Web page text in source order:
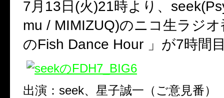
7月 13 日 (火)21時より、
mu / MIMIZUQ)のニコ生ラジオ
のFish Dance Hour 」が7時間
出演： seek、星子誠一（ご意見番）